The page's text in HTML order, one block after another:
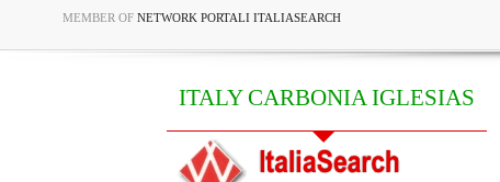
MEMBER OF NETWORK PORTALI ITALIASEARCH
ITALY CARBONIA IGLESIAS